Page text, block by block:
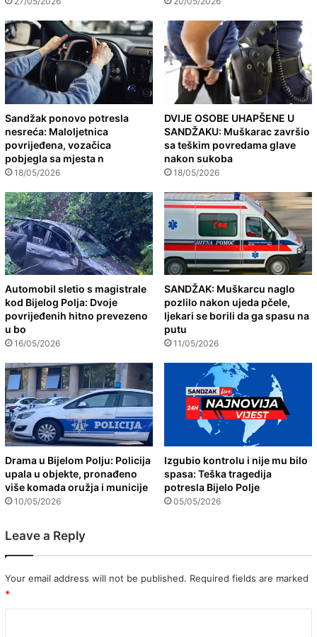
Sandžak ponovo potresla
nesreća: Maloljetnica
povrijeđena, vozačica
pobjegla sa mjesta n
18/05/2026
DVIJE OSOBE UHAPŠENE U
SANDŽAKU: Muškarac završio
sa teškim povredama glave
nakon sukoba
18/05/2026
Automobil sletio s magistrale
kod Bijelog Polja: Dvoje
povrijeđenih hitno prevezeno
u bo
16/05/2026
SANDŽAK: Muškarcu naglo
pozlilo nakon ujeda pčele,
ljekari se borili da ga spasu na
putu
11/05/2026
Drama u Bijelom Polju: Policija
upala u objekte, pronađeno
više komada oružja i municije
10/05/2026
Izgubio kontrolu i nije mu bilo
spasa: Teška tragedija
potresla Bijelo Polje
05/05/2026
Leave a Reply
Your email address will not be published. Required fields are marked
*